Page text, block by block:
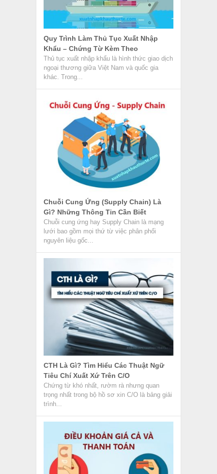
Quy Trình Làm Thủ Tục Xuất Nhập
Khẩu – Chứng Từ Kèm Theo
Thủ tục xuất nhập khẩu là hình thức giao dịch
ngoại thương giữa Việt Nam và quốc gia
khác. Trong...
Chuỗi Cung Ứng (Supply Chain) Là
Gì? Những Thông Tin Cần Biết
Chuỗi cung ứng hay Supply Chain là mạng
lưới bao gồm mọi thứ từ việc phân phối
nguyên liệu gốc...
CTH Là Gì? Tìm Hiểu Các Thuật Ngữ
Tiêu Chí Xuất Xứ Trên C/O
Chứng từ khó nhất, rườm rà nhưng quan
trọng nhất trong bộ hồ sơ xin C/O là bảng giải
trình...